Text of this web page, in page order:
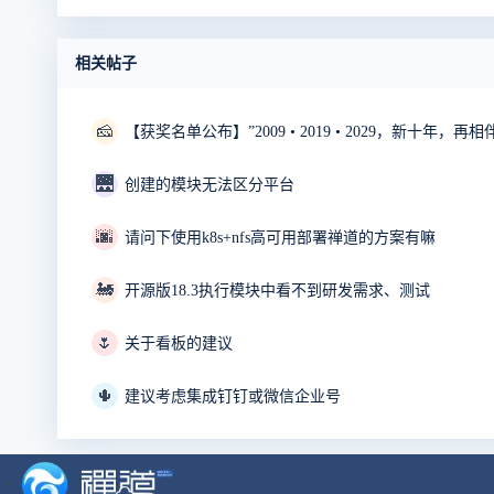
相关帖子
🧀 【获奖名单公布】”2009 • 2019 • 2029，新十年，再相
🌉 创建的模块无法区分平台
🌆 请问下使用k8s+nfs高可用部署禅道的方案有嘛
🚂 开源版18.3执行模块中看不到研发需求、测试
🌷 关于看板的建议
🌵 建议考虑集成钉钉或微信企业号